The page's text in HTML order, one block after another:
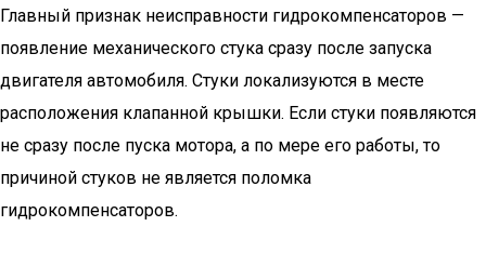
Главный признак неисправности гидрокомпенсаторов —
появление механического стука сразу после запуска
двигателя автомобиля. Стуки локализуются в месте
расположения клапанной крышки. Если стуки появляются
не сразу после пуска мотора, а по мере его работы, то
причиной стуков не является поломка
гидрокомпенсаторов.